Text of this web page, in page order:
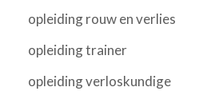
opleiding rouw en verlies
opleiding trainer
opleiding verloskundige